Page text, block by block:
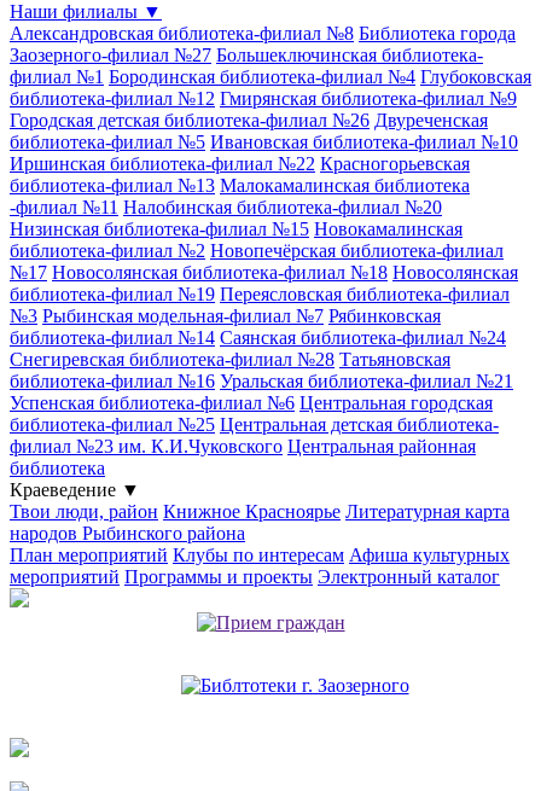
Наши филиалы ▼
Александровская библиотека-филиал №8 Библиотека города
Заозерного-филиал №27 Большеключинская библиотека-
филиал №1 Бородинская библиотека-филиал №4 Глубоковская
библиотека-филиал №12 Гмирянская библиотека-филиал №9
Городская детская библиотека-филиал №26 Двуреченская
библиотека-филиал №5 Ивановская библиотека-филиал №10
Иршинская библиотека-филиал №22 Красногорьевская
библиотека-филиал №13 Малокамалинская библиотека
-филиал №11 Налобинская библиотека-филиал №20
Низинская библиотека-филиал №15 Новокамалинская
библиотека-филиал №2 Новопечёрская библиотека-филиал
№17 Новосолянская библиотека-филиал №18 Новосолянская
библиотека-филиал №19 Переясловская библиотека-филиал
№3 Рыбинская модельная-филиал №7 Рябинковская
библиотека-филиал №14 Саянская библиотека-филиал №24
Снегиревская библиотека-филиал №28 Татьяновская
библиотека-филиал №16 Уральская библиотека-филиал №21
Успенская библиотека-филиал №6 Центральная городская
библиотека-филиал №25 Центральная детская библиотека-
филиал №23 им. К.И.Чуковского Центральная районная
библиотека
Краеведение ▼
Твои люди, район Книжное Красноярье Литературная карта
народов Рыбинского района
План мероприятий Клубы по интересам Афиша культурных
мероприятий Программы и проекты Электронный каталог